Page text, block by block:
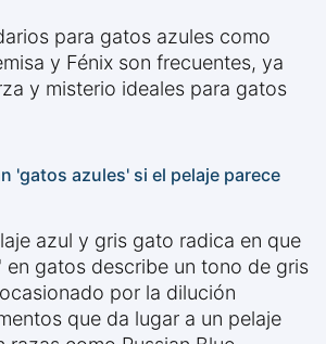
para gatos azules como
y Fénix son frecuentes, ya
y misterio ideales para gatos
'gatos azules' si el pelaje parece
azul y gris gato radica en que
en gatos describe un tono de gris
por la dilución
que da lugar a un pelaje